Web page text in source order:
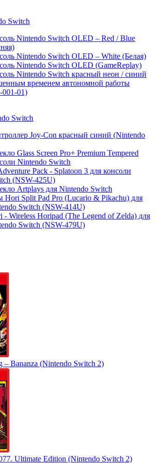
Switch
Nintendo Switch OLED – Red / Blue
Nintendo Switch OLED – White (Белая)
Nintendo Switch OLED (GameReplay)
Nintendo Switch красный неон / синий
временем автономной работы
01)
Switch
Joy-Con красный синий (Nintendo
Glass Screen Pro+ Premium Tempered
Nintendo Switch
Pack - Splatoon 3 для консоли
(NSW-425U)
Artplays для Nintendo Switch
Hori Split Pad Pro (Lucario & Pikachu) для
Switch (NSW-414U)
- Wireless Horipad (The Legend of Zelda) для
Switch (NSW-479U)
– Bananza (Nintendo Switch 2)
Ultimate Edition (Nintendo Switch 2)